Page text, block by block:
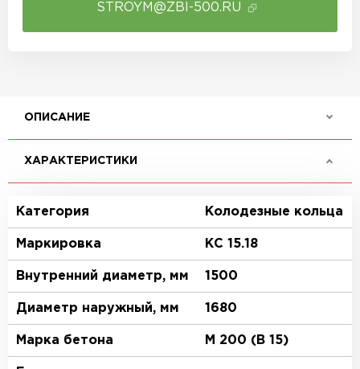
STROYM@ZBI-500.RU
ОПИСАНИЕ
ХАРАКТЕРИСТИКИ
Категория Колодезные кольца
Маркировка КС 15.18
Внутренний диаметр, мм 1500
Диаметр наружный, мм 1680
Марка бетона М 200 (В 15)